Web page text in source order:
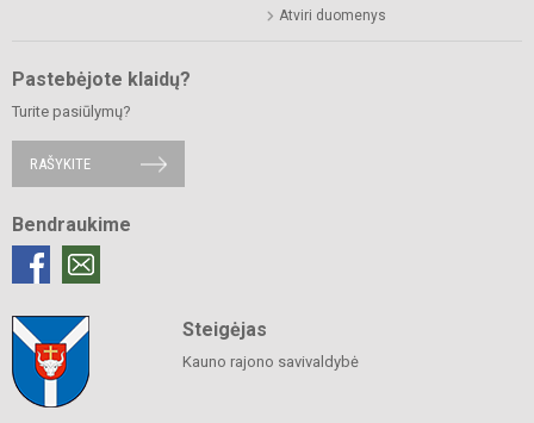
Atviri duomenys
Pastebėjote klaidų?
Turite pasiūlymų?
RAŠYKITE
Bendraukime
Steigėjas
Kauno rajono savivaldybė